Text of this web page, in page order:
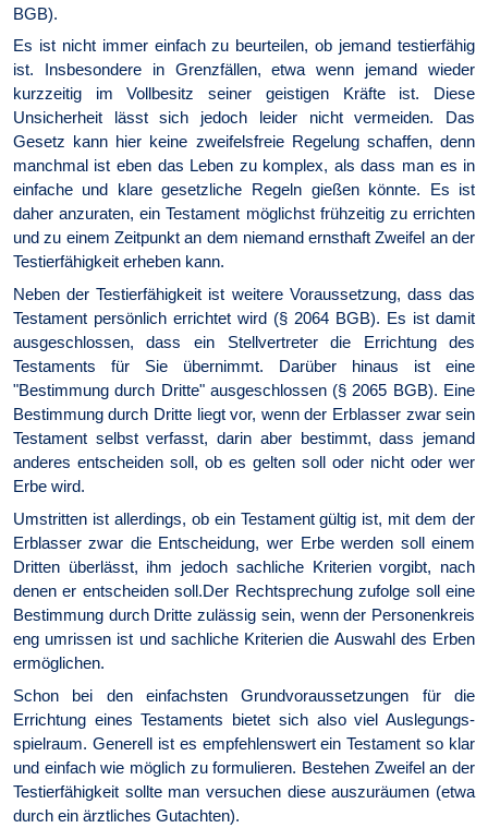
BGB).
Es ist nicht immer einfach zu beurteilen, ob jemand testierfähig
ist. Insbesondere in Grenzfällen, etwa wenn jemand wieder
kurzzeitig im Vollbesitz seiner geistigen Kräfte ist. Diese
Unsicherheit lässt sich jedoch leider nicht vermeiden. Das
Gesetz kann hier keine zweifelsfreie Regelung schaffen, denn
manchmal ist eben das Leben zu komplex, als dass man es in
einfache und klare gesetzliche Regeln gießen könnte. Es ist
daher anzuraten, ein Testament möglichst frühzeitig zu errichten
und zu einem Zeitpunkt an dem niemand ernsthaft Zweifel an der
Testierfähigkeit erheben kann.
Neben der Testierfähigkeit ist weitere Voraussetzung, dass das
Testament persönlich errichtet wird (§ 2064 BGB). Es ist damit
ausgeschlossen, dass ein Stellvertreter die Errichtung des
Testaments für Sie übernimmt. Darüber hinaus ist eine
"Bestimmung durch Dritte" ausgeschlossen (§ 2065 BGB). Eine
Bestimmung durch Dritte liegt vor, wenn der Erblasser zwar sein
Testament selbst verfasst, darin aber bestimmt, dass jemand
anderes entscheiden soll, ob es gelten soll oder nicht oder wer
Erbe wird.
Umstritten ist allerdings, ob ein Testament gültig ist, mit dem der
Erblasser zwar die Entscheidung, wer Erbe werden soll einem
Dritten überlässt, ihm jedoch sachliche Kriterien vorgibt, nach
denen er entscheiden soll.Der Rechtsprechung zufolge soll eine
Bestimmung durch Dritte zulässig sein, wenn der Personenkreis
eng umrissen ist und sachliche Kriterien die Auswahl des Erben
ermöglichen.
Schon bei den einfachsten Grundvoraussetzungen für die
Errichtung eines Testaments bietet sich also viel Auslegungs­
spielraum. Generell ist es empfehlens­wert ein Testament so klar
und einfach wie möglich zu formulieren. Bestehen Zweifel an der
Testierfähigkeit sollte man versuchen diese auszuräumen (etwa
durch ein ärztliches Gutachten).